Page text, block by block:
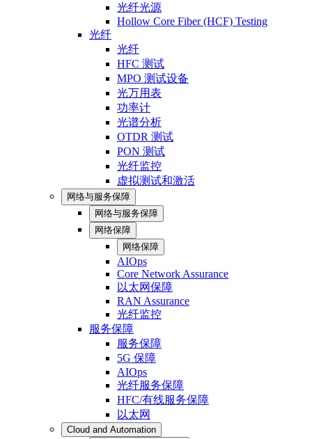
光纤光源
Hollow Core Fiber (HCF) Testing
光纤
光纤
HFC 测试
MPO 测试设备
光万用表
功率计
光谱分析
OTDR 测试
PON 测试
光纤监控
虚拟测试和激活
网络与服务保障
网络与服务保障
网络保障
网络保障
AIOps
Core Network Assurance
以太网保障
RAN Assurance
光纤监控
服务保障
服务保障
5G 保障
AIOps
光纤服务保障
HFC/有线服务保障
以太网
Cloud and Automation